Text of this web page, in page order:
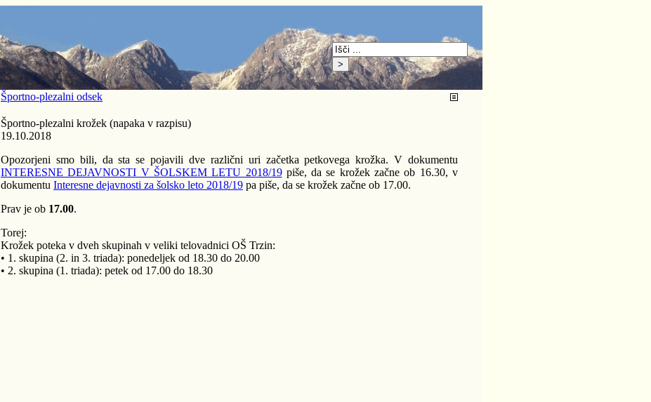
Športno-plezalni odsek
Športno-plezalni krožek (napaka v razpisu)
19.10.2018
Opozorjeni smo bili, da sta se pojavili dve različni uri začetka petkovega krožka. V dokumentu
INTERESNE DEJAVNOSTI V ŠOLSKEM LETU 2018/19piše, da se krožek začne ob 16.30, v
dokumentu Interesne dejavnosti za šolsko leto 2018/19 pa piše, da se krožek začne ob 17.00.
Prav je ob 17.00.
Torej:
Krožek poteka v dveh skupinah v veliki telovadnici OŠ Trzin:
• 1. skupina (2. in 3. triada): ponedeljek od 18.30 do 20.00
• 2. skupina (1. triada): petek od 17.00 do 18.30